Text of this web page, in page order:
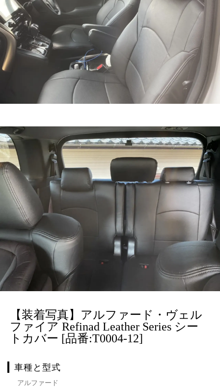
【装着写真】アルファード・ヴェル
ファイア Refinad Leather Series シー
トカバー [品番:T0004-12]
車種と型式
アルファード